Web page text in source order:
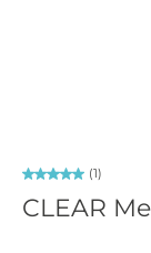
(1)
CLEAR